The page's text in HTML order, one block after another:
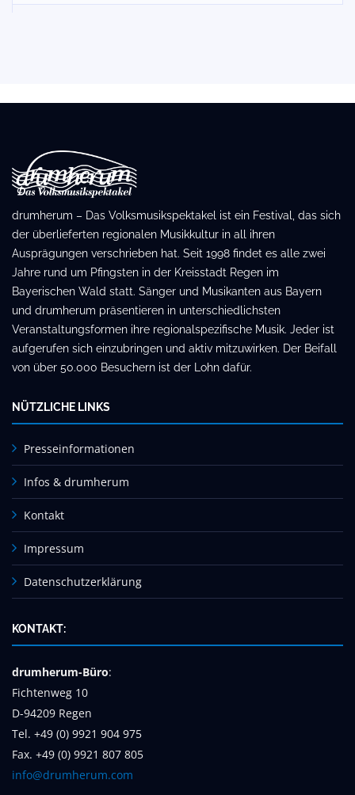
drumherum – Das Volksmusikspektakel ist ein Festival, das sich
der überlieferten regionalen Musikkultur in all ihren
Ausprägungen verschrieben hat. Seit 1998 findet es alle zwei
Jahre rund um Pfingsten in der Kreisstadt Regen im
Bayerischen Wald statt. Sänger und Musikanten aus Bayern
und drumherum präsentieren in unterschiedlichsten
Veranstaltungsformen ihre regionalspezifische Musik. Jeder ist
aufgerufen sich einzubringen und aktiv mitzuwirken. Der Beifall
von über 50.000 Besuchern ist der Lohn dafür.
NÜTZLICHE LINKS
Presseinformationen
Infos & drumherum
Kontakt
Impressum
Datenschutzerklärung
KONTAKT:
drumherum-Büro:
Fichtenweg 10
D-94209 Regen
Tel. +49 (0) 9921 904 975
Fax. +49 (0) 9921 807 805
info@drumherum.com